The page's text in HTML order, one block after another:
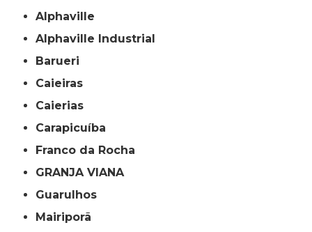
Alphaville
Alphaville Industrial
Barueri
Caieiras
Caierias
Carapicuíba
Franco da Rocha
GRANJA VIANA
Guarulhos
Mairiporã